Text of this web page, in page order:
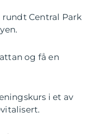
rundt Central Park
og få en
i et av